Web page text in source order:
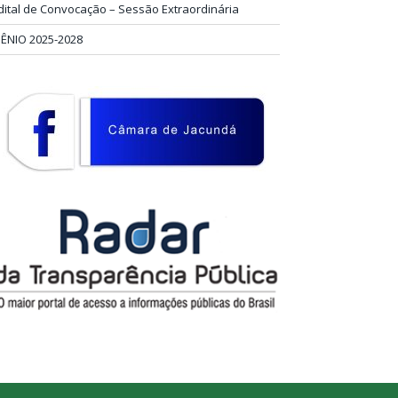
de Convocação – Sessão Extraordinária
2025-2028